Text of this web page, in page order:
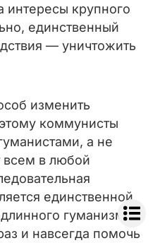
интересы крупного
единственный
— уничтожить
изменить
коммунисты
а не
всем в любой
единственной
гуманизма,
и навсегда помочь